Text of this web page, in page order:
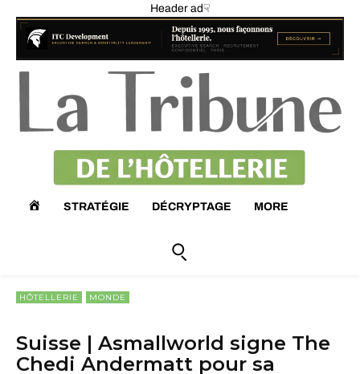
Header ad☟
E
STRATÉGIE DÉCRYPTAGE MORE
HÔTELLERIE MONDE
Suisse | Asmallworld signe The
Chedi Andermatt pour sa